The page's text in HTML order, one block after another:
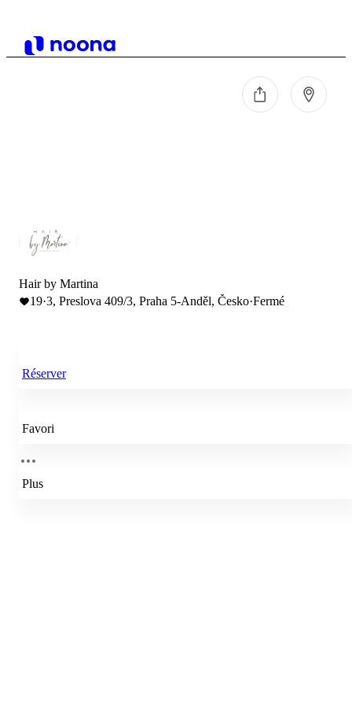
Hair by Martina
19·3, Preslova 409/3, Praha 5-Anděl, Česko·Fermé
Réserver
Favori
Plus